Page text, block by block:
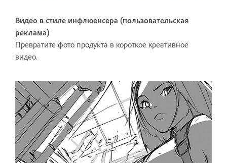
Видео в стиле инфлюенсера (пользовательская
реклама)
Превратите фото продукта в короткое креативное
видео.